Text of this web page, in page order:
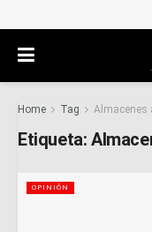
Home Tag Almacenes
Etiqueta:
OPINIÓN